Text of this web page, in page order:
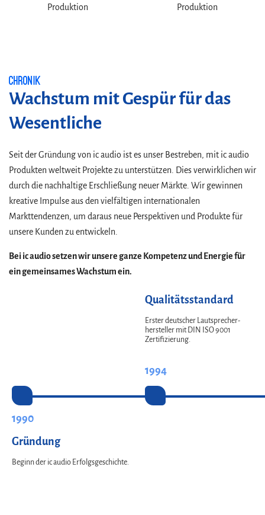
Produktion Produktion
Chronik
Wachstum mit Gespür für das
Wesentliche
Seit der Gründung von ic audio ist es unser Bestreben, mit ic audio
Produkten weltweit Projekte zu unterstützen. Dies verwirklichen wir
durch die nachhaltige Erschließung neuer Märkte. Wir gewinnen
kreative Impulse aus den vielfältigen internationalen
Markttendenzen, um daraus neue Perspektiven und Produkte für
unsere Kunden zu entwickeln.
Bei ic audio setzen wir unsere ganze Kompetenz und Energie für
ein gemeinsames Wachstum ein.
1990
Gründung
Beginn der ic audio Erfolgsgeschichte.
1994
Qualitäts­standard
Erster deutscher Laut­sprecher­
hersteller mit DIN ISO 9001
Zertifizierung.